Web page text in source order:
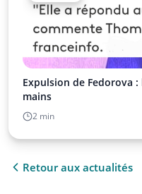
Expulsion de Fedorova
mains
2 min
Retour aux actualités